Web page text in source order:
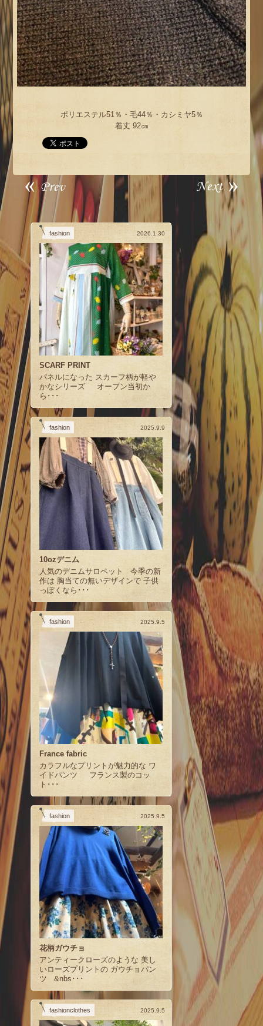
ポリエステル51％・毛44％・カシミヤ5％
着丈 92㎝
fashion 2026.1.30
SCARF PRINT
パネルになった スカーフ柄が軽や
かなシリーズ オープン当初か
ら･･･
fashion 2025.9.9
10ozデニム
人気のデニムサロペット 今季の新
作は 胸当ての無いデザインで 子供
っぽくなら･･･
fashion 2025.9.5
France fabric
カラフルなプリントが魅力的な ワ
イドパンツ フランス製のコッ
ト･･･
fashion 2025.9.5
花柄ガウチョ
アンティークローズのような 美し
いローズプリントの ガウチョパン
ツ &nbs･･･
fashionclothes 2025.9.5